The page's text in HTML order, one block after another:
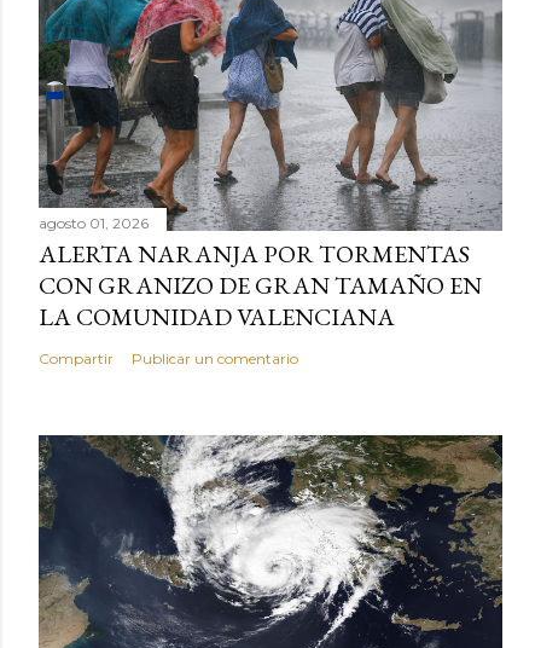
agosto 01, 2026
ALERTA NARANJA POR TORMENTAS
CON GRANIZO DE GRAN TAMAÑO EN
LA COMUNIDAD VALENCIANA
Compartir Publicar un comentario